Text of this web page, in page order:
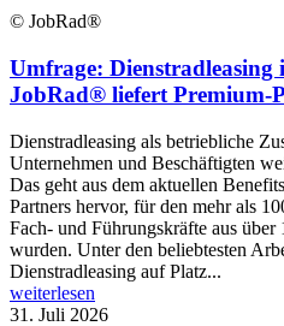
© JobRad®
Umfrage: Dienstradleasing
JobRad® liefert Premium-
Dienstradleasing als betriebliche
Unternehmen und Beschäftigten
Das geht aus dem aktuellen
Partners hervor, für den mehr als
Fach- und Führungskräfte aus
wurden. Unter den beliebtesten
Dienstradleasing auf Platz...
weiterlesen
31. Juli 2026